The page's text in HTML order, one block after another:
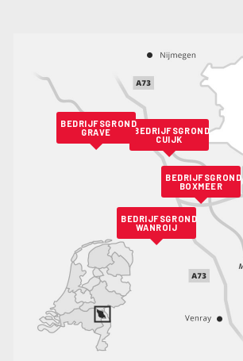
BEDRIJFSGROND
BOXMEER
BEDRIJFSGROND
CUIJK
BEDRIJFSGROND
GRAVE
BEDRIJFSGROND
WANROIJ